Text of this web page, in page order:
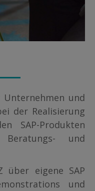
und
der Realisierung
SAP-Produkten
und
über eigene SAP
und